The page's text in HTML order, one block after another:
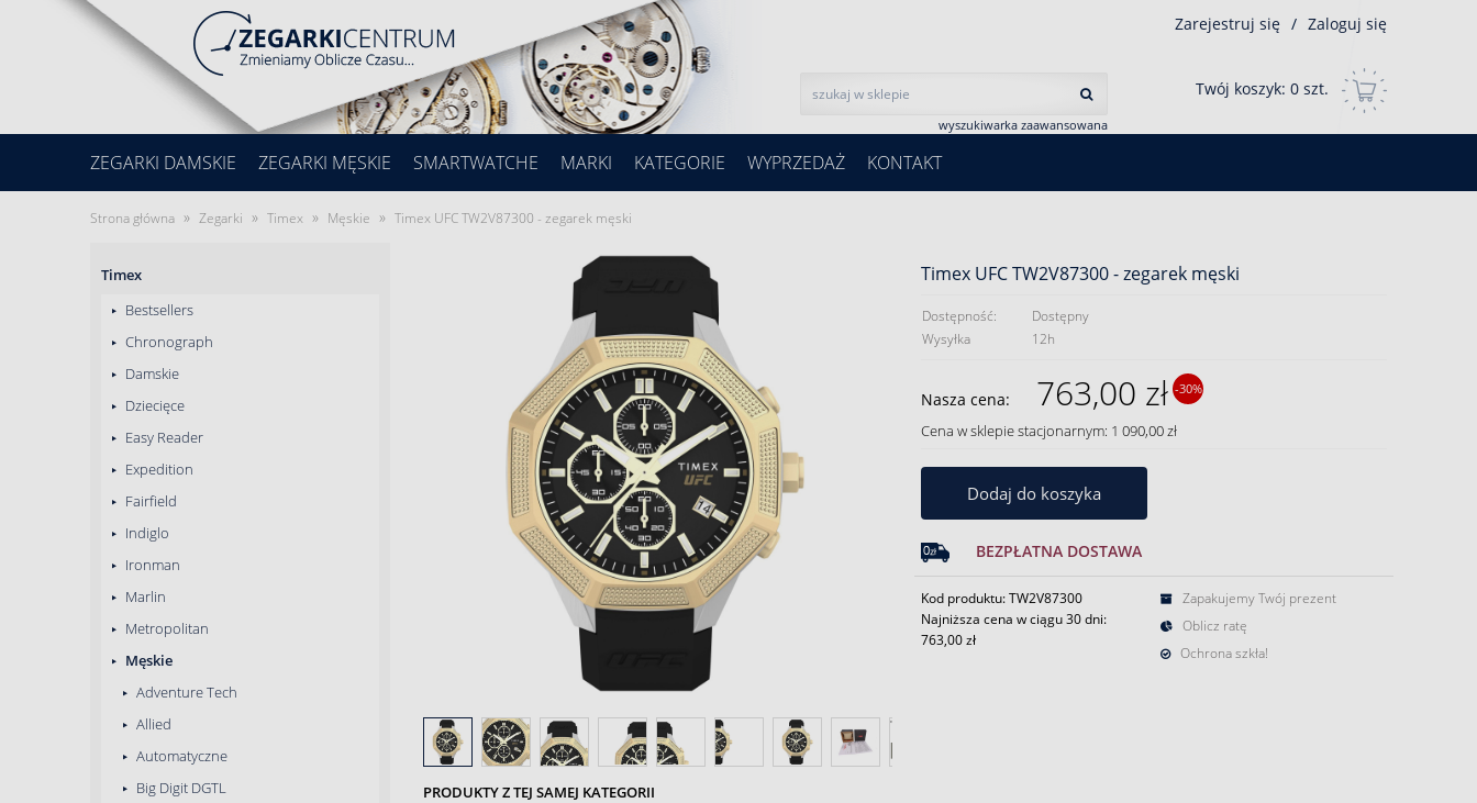
wyszukiwarka zaawansowana
Zarejestruj się / Zaloguj się
Twój koszyk: 0 szt.
ZEGARKI DAMSKIE ZEGARKI MĘSKIE SMARTWATCHE MARKI KATEGORIE WYPRZEDAŻ KONTAKT
Strona główna » Zegarki » Timex » Męskie » Timex UFC TW2V87300 - zegarek męski
Timex
Bestsellers
Chronograph
Damskie
Dziecięce
Easy Reader
Expedition
Fairfield
Indiglo
Ironman
Marlin
Metropolitan
Męskie
Adventure Tech
Allied
Automatyczne
Big Digit DGTL
PRODUKTY Z TEJ SAMEJ KATEGORII
Timex UFC TW2V87300 - zegarek męski
Dostępność:
Dostępny
Wysyłka
12h
Nasza cena: 763,00 zł -30%
Cena w sklepie stacjonarnym: 1 090,00 zł
Dodaj do koszyka
BEZPŁATNA DOSTAWA
Kod produktu: TW2V87300
Najniższa cena w ciągu 30 dni:
763,00 zł
Zapakujemy Twój prezent
Oblicz ratę
Ochrona szkła!